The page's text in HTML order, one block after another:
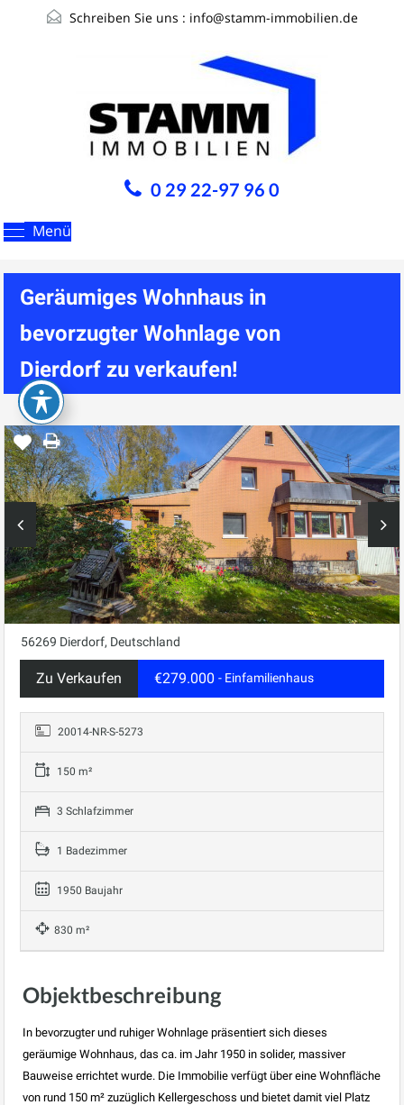
Schreiben Sie uns : info@stamm-immobilien.de
0 29 22-97 96 0
Menü
Geräumiges Wohnhaus in
bevorzugter Wohnlage von
Dierdorf zu verkaufen!
56269 Dierdorf, Deutschland
Zu Verkaufen €279.000 - Einfamilienhaus
20014-NR-S-5273
150 m²
3 Schlafzimmer
1 Badezimmer
1950 Baujahr
830 m²
Objektbeschreibung
In bevorzugter und ruhiger Wohnlage präsentiert sich dieses
geräumige Wohnhaus, das ca. im Jahr 1950 in solider, massiver
Bauweise errichtet wurde. Die Immobilie verfügt über eine Wohnfläche
von rund 150 m² zuzüglich Kellergeschoss und bietet damit viel Platz